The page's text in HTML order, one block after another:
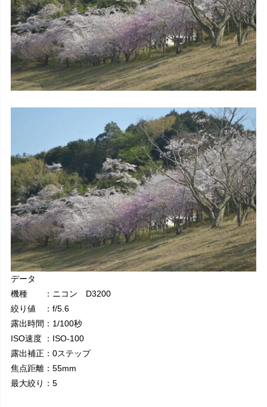
データ
機種 ：ニコン D3200
絞り値 ：f/5.6
露出時間：1/100秒
ISO速度 ：ISO-100
露出補正：0ステップ
焦点距離：55mm
最大絞り：5